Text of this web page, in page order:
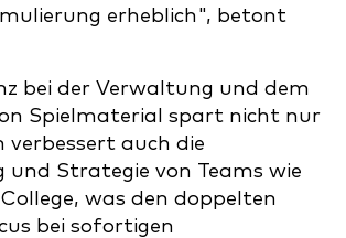
erheblich", betont
bei der Verwaltung und dem
Spielmaterial spart nicht nur
verbessert auch die
und Strategie von Teams wie
was den doppelten
bei sofortigen